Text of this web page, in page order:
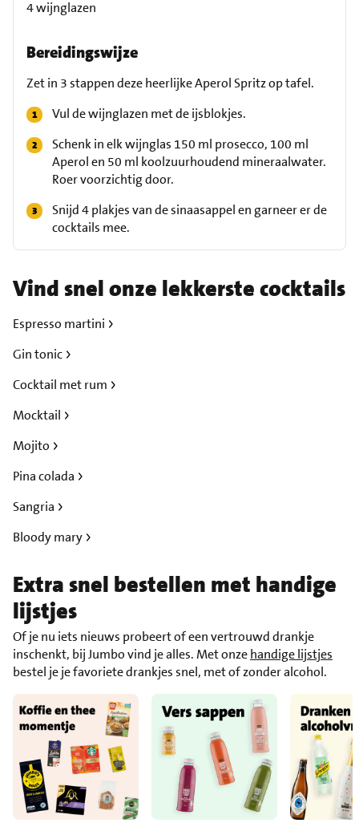
4 wijnglazen
Bereidingswijze
Zet in 3 stappen deze heerlijke Aperol Spritz op tafel.
Vul de wijnglazen met de ijsblokjes.
Schenk in elk wijnglas 150 ml prosecco, 100 ml
Aperol en 50 ml koolzuurhoudend mineraalwater.
Roer voorzichtig door.
Snijd 4 plakjes van de sinaasappel en garneer er de
cocktails mee.
Vind snel onze lekkerste cocktails
Espresso martini
Gin tonic
Cocktail met rum
Mocktail
Mojito
Pina colada
Sangria
Bloody mary
Extra snel bestellen met handige
lijstjes
Of je nu iets nieuws probeert of een vertrouwd drankje
inschenkt, bij Jumbo vind je alles. Met onzehandige lijstjes
bestel je je favoriete drankjes snel, met of zonder alcohol.